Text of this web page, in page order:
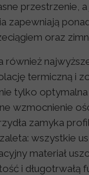
przestrzenie, a
zapewniają
oraz
również
termiczną i
tylko
wzmocnienie
zamyka
wszystkie
materiał
i długotrwałą